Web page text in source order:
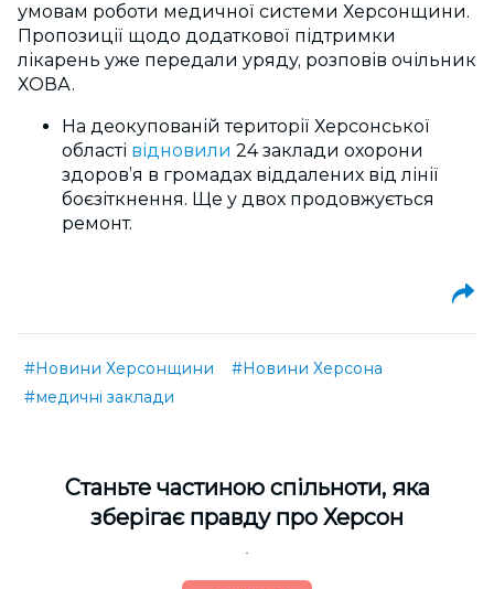
умовам роботи медичної системи Херсонщини.
Пропозиції щодо додаткової підтримки
лікарень уже передали уряду, розповів очільник
ХОВА.
На деокупованій території Херсонської
області відновили 24 заклади охорони
здоров’я в громадах віддалених від лінії
боєзіткнення. Ще у двох продовжується
ремонт.
#Новини Херсонщини
#Новини Херсона
#медичні заклади
Cтаньте частиною спільноти, яка
зберігає правду про Херсон